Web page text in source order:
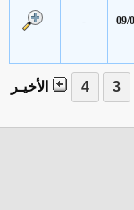
الأخيـر